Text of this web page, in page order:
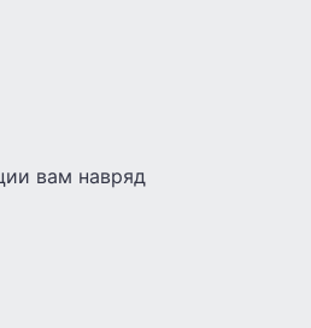
вам навряд